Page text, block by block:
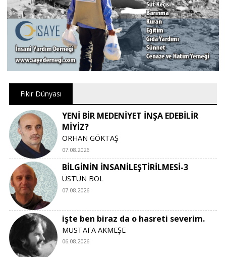
Fikir Dünyası
YENİ BİR MEDENİYET İNŞA EDEBİLİR
MİYİZ?
ORHAN GÖKTAŞ
07.08.2026
BİLGİNİN İNSANİLEŞTİRİLMESİ-3
ÜSTÜN BOL
07.08.2026
işte ben biraz da o hasreti severim.
MUSTAFA AKMEŞE
06.08.2026